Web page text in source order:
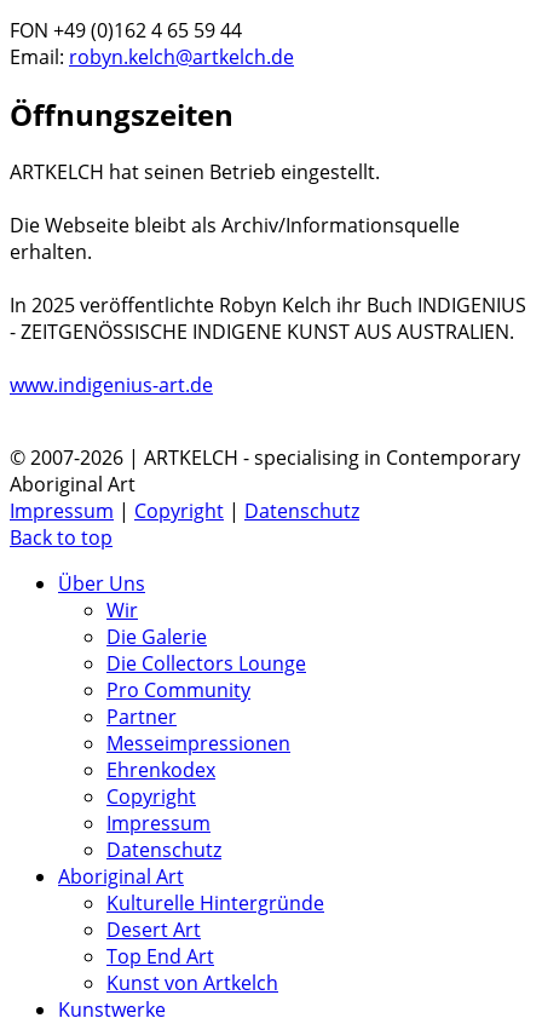
FON +49 (0)162 4 65 59 44
Email: robyn.kelch@artkelch.de
Öffnungszeiten
ARTKELCH hat seinen Betrieb eingestellt.
Die Webseite bleibt als Archiv/Informationsquelle
erhalten.
In 2025 veröffentlichte Robyn Kelch ihr Buch INDIGENIUS
- ZEITGENÖSSISCHE INDIGENE KUNST AUS AUSTRALIEN.
www.indigenius-art.de
© 2007-2026 | ARTKELCH - specialising in Contemporary
Aboriginal Art
Impressum | Copyright | Datenschutz
Back to top
Über Uns
Wir
Die Galerie
Die Collectors Lounge
Pro Community
Partner
Messeimpressionen
Ehrenkodex
Copyright
Impressum
Datenschutz
Aboriginal Art
Kulturelle Hintergründe
Desert Art
Top End Art
Kunst von Artkelch
Kunstwerke